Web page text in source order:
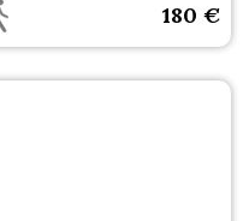
180 €